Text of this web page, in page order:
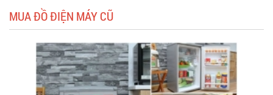
MUA ĐỒ ĐIỆN MÁY CŨ